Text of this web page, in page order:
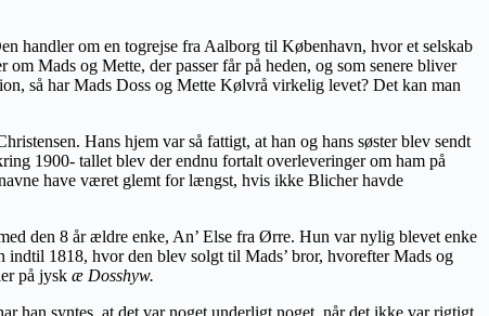
handler om en togrejse fra Aalborg til København, hvor et selskab
Mads og Mette, der passer får på heden, og som senere bliver
så har Mads Doss og Mette Kølvrå virkelig levet? Det kan man
Hans hjem var så fattigt, at han og hans søster blev sendt
1900- tallet blev der endnu fortalt overleveringer om ham på
have været glemt for længst, hvis ikke Blicher havde
den 8 år ældre enke, An’ Else fra Ørre. Hun var nylig blevet enke
indtil 1818, hvor den blev solgt til Mads’ bror, hvorefter Mads og
på jysk æ Dosshyw.
han syntes, at det var noget underligt noget, når det ikke var rigtigt,